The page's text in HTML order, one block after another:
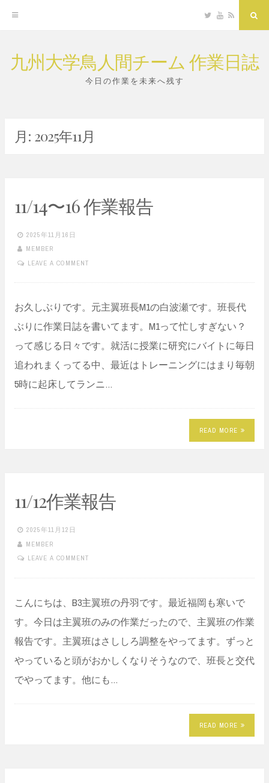
Skip
Twitter
YouTube
RSS
九州大学鳥人間チーム 作業日誌
今日の作業を未来へ残す
月: 2025年11月
11/14〜16 作業報告
2025年11月16日
MEMBER
LEAVE A COMMENT
お久しぶりです。元主翼班長M1の白波瀬です。班長代
ぶりに作業日誌を書いてます。M1って忙しすぎない？
って感じる日々です。就活に授業に研究にバイトに毎日
追われまくってる中、最近はトレーニングにはまり毎朝
5時に起床してランニ…
READ MORE
11/12作業報告
2025年11月12日
MEMBER
LEAVE A COMMENT
こんにちは、B3主翼班の丹羽です。最近福岡も寒いで
す。今日は主翼班のみの作業だったので、主翼班の作業
報告です。主翼班はさししろ調整をやってます。ずっと
やっていると頭がおかしくなりそうなので、班長と交代
でやってます。他にも…
READ MORE